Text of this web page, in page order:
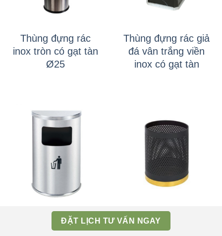
Thùng đựng rác
inox tròn có gạt tàn
Ø25
Thùng đựng rác giả
đá vân trắng viền
inox có gạt tàn
Thùng đựng rác
inox bán nguyệt
Thùng đựng rác
thép sơn đen đế
ĐẶT LỊCH TƯ VẤN NGAY